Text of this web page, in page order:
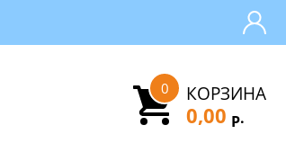
КОРЗИНА
0
0,00 Р.